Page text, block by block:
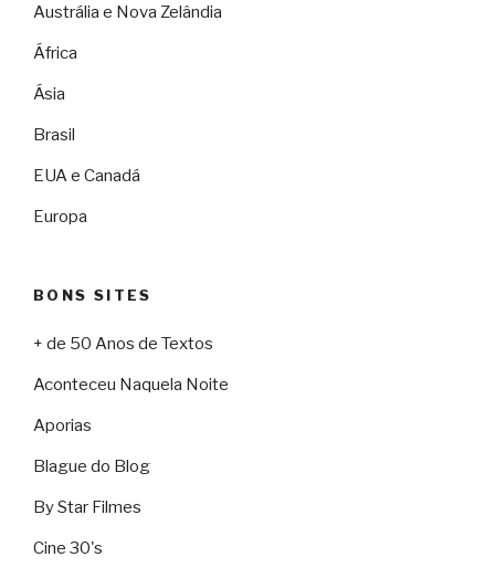
Austrália e Nova Zelândia
África
Ásia
Brasil
EUA e Canadá
Europa
BONS SITES
+ de 50 Anos de Textos
Aconteceu Naquela Noite
Aporias
Blague do Blog
By Star Filmes
Cine 30's